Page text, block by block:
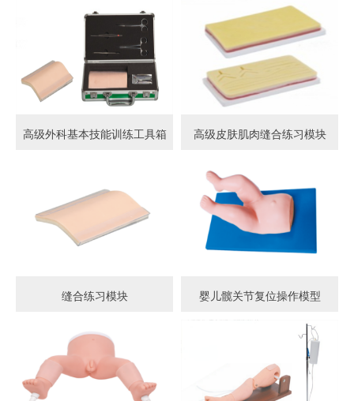
高级外科基本技能训练工具箱 高级皮肤肌肉缝合练习模块
缝合练习模块 婴儿髋关节复位操作模型